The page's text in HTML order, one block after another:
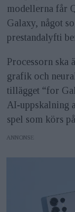
modellerna får
Galaxy, något
prestandalyfti
Processorn ska
grafik och
tillägget “for
AI-uppskalning
spel som körs
ANNONS